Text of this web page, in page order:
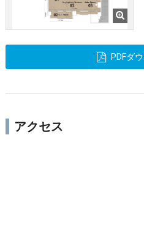
PDFダ
アクセス